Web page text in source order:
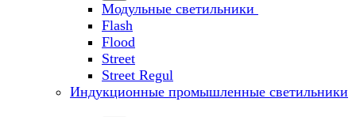
Модульные светильники
Flash
Flood
Street
Street Regul
Индукционные промышленные светильники